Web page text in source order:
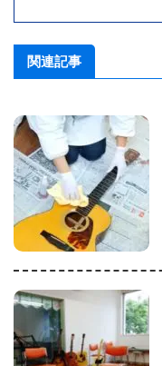
関連記事